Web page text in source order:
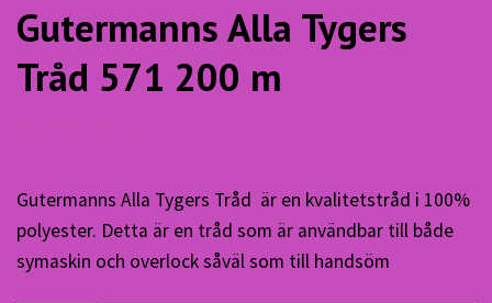
Gutermanns Alla Tygers
Tråd 571 200 m
Gutermanns Alla Tygers Tråd är en kvalitetstråd i 100%
polyester. Detta är en tråd som är användbar till både
symaskin och overlock såväl som till handsöm